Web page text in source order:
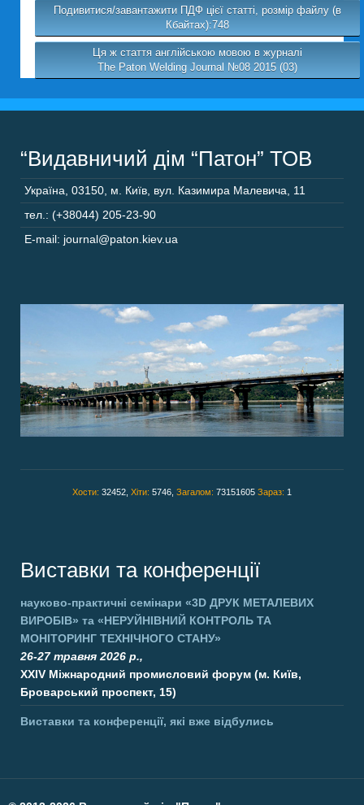
Подивитися/завантажити ПДФ цієї статті, розмір файлу (в
Кбайтах):748
Ця ж стаття англійською мовою в журналі
The Paton Welding Journal №08 2015 (03)
“Видавничий дім “Патон” ТОВ
Україна 03150 м. Київ, вул. Казимира Малевича, 11
тел.: (+38044) 205-23-90
E-mail: journal@paton.kiev.ua
Хости: 32452, Хіти: 5746, Загалом: 73151605 Зараз: 1
Виставки та конференції
науково-практичні семінари «3D ДРУК МЕТАЛЕВИХ
ВИРОБІВ» та «НЕРУЙНІВНИЙ КОНТРОЛЬ ТА
МОНІТОРИНГ ТЕХНІЧНОГО СТАНУ»
26-27 травня 2026 р.,
XXIV Міжнародний промисловий форум (м. Київ,
Броварський проспект, 15)
Виставки та конференції, які вже відбулись